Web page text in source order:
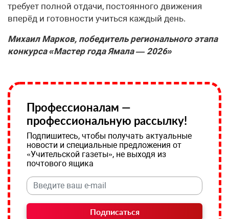
требует полной отдачи, постоянного движения
вперёд и готовности учиться каждый день.
Михаил Марков, победитель регионального этапа
конкурса «Мастер года Ямала — 2026»
Профессионалам —
профессиональную рассылку!
Подпишитесь, чтобы получать актуальные
новости и специальные предложения от
«Учительской газеты», не выходя из
почтового ящика
Подписаться